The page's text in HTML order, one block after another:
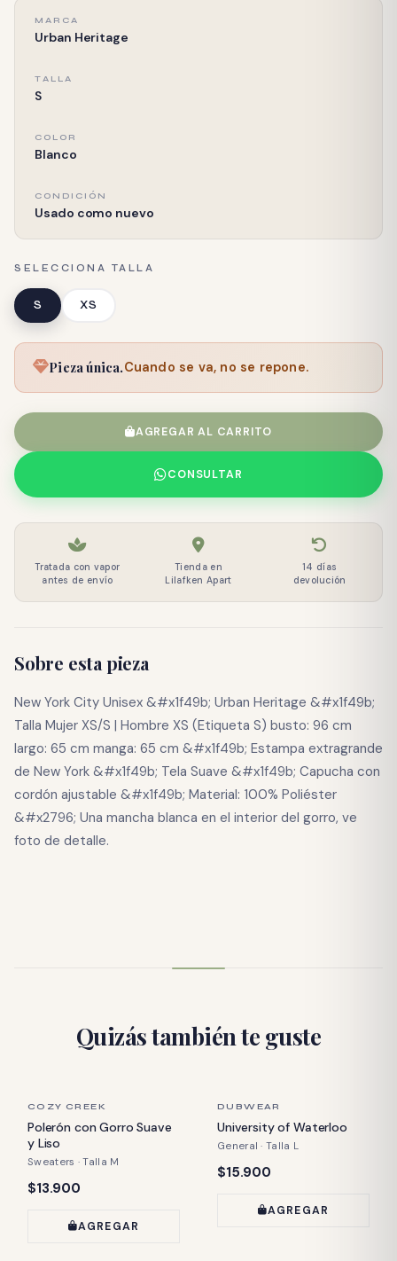
MARCA
Urban Heritage
TALLA
S
COLOR
Blanco
CONDICIÓN
Usado como nuevo
SELECCIONA TALLA
S XS
Pieza única.Cuando se va, no se repone.
AGREGAR AL CARRITO
CONSULTAR
Tratada con vapor
antes de envío
Tienda en
Lilafken Apart
14 días
devolución
Sobre esta pieza
New York City Unisex &#x1f49b; Urban Heritage &#x1f49b;
Talla Mujer XS/S | Hombre XS (Etiqueta S) busto: 96 cm
largo: 65 cm manga: 65 cm &#x1f49b; Estampa extragrande
de New York &#x1f49b; Tela Suave &#x1f49b; Capucha con
cordón ajustable &#x1f49b; Material: 100% Poliéster
&#x2796; Una mancha blanca en el interior del gorro, ve
foto de detalle.
Quizás también te guste
ÚLTIMA PIEZA
COZY CREEK
Polerón con Gorro Suave
y Liso
Sweaters · Talla M
Precio:
$13.900
AGREGAR
ÚLTIMA PIEZA
DUBWEAR
University of Waterloo
General · Talla L
Precio:
$15.900
AGREGAR